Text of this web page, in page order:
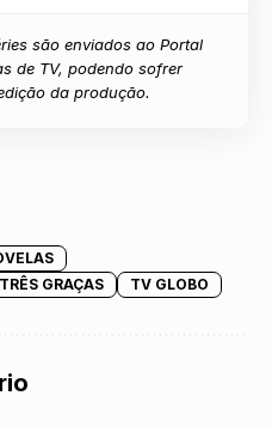
são enviados ao Portal
de TV, podendo sofrer
da produção.
TRÊS GRAÇAS TV GLOBO